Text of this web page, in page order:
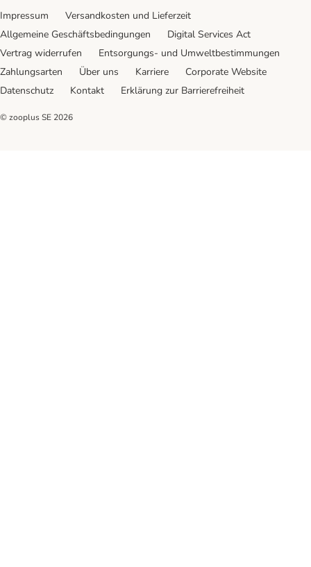
Impressum
Versandkosten und Lieferzeit
Allgemeine Geschäftsbedingungen
Digital Services Act
Vertrag widerrufen
Entsorgungs- und Umweltbestimmungen
Zahlungsarten
Über uns Karriere
Corporate Website
Datenschutz
Kontakt Erklärung zur Barrierefreiheit
© zooplus SE 2026